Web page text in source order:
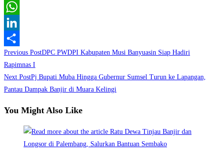
Twitter
WhatsApp
LinkedIn
Share
Read
more
articles
Previous PostDPC PWDPI Kabupaten Musi Banyuasin Siap Hadiri
Rapimnas I
Next PostPj Bupati Muba Hingga Gubernur Sumsel Turun ke Lapangan,
Pantau Dampak Banjir di Muara Kelingi
You Might Also Like